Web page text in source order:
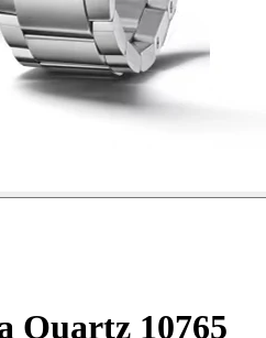
Quartz 10765